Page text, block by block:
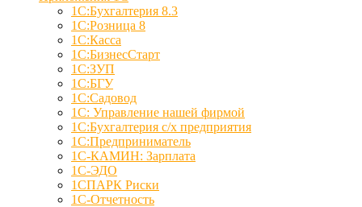
1С:Бухгалтерия 8.3
1С:Розница 8
1С:Касса
1С:БизнесСтарт
1С:ЗУП
1С:БГУ
1С:Садовод
1С: Управление нашей фирмой
1С:Бухгалтерия с/х предприятия
1С:Предприниматель
1С-КАМИН: Зарплата
1С-ЭДО
1СПАРК Риски
1С-Отчетность